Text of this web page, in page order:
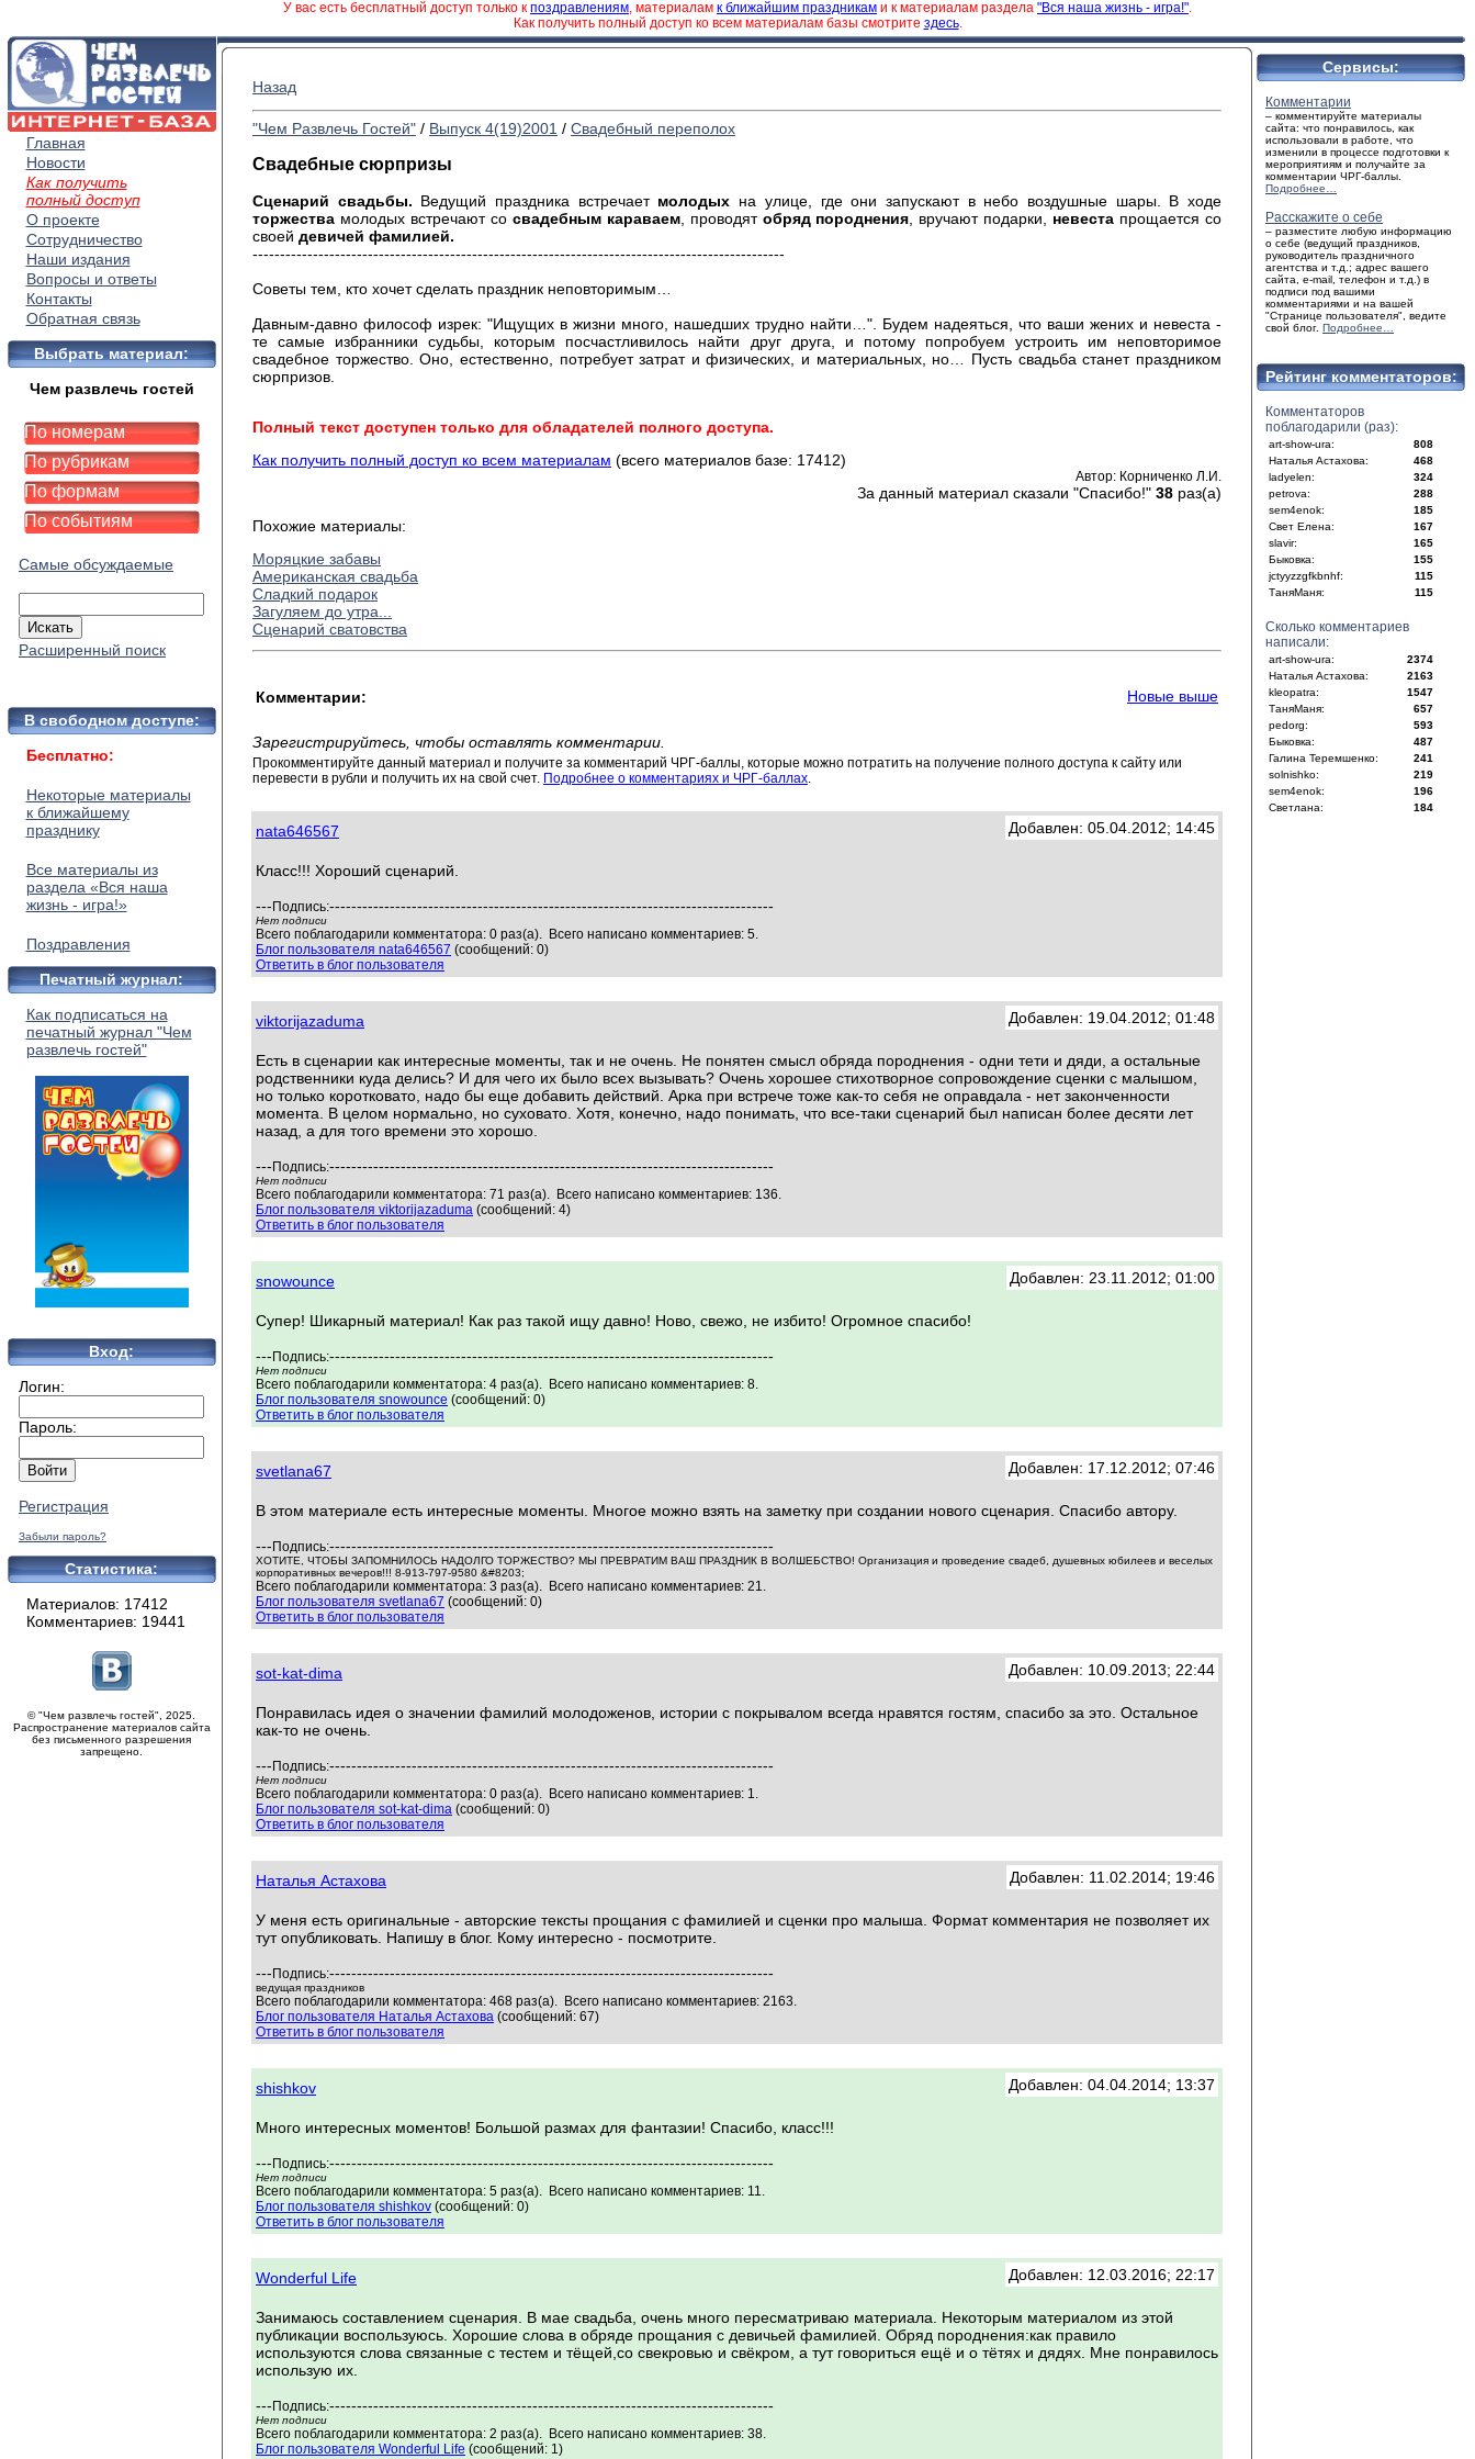
У вас есть бесплатный доступ только к поздравлениям, материалам к ближайшим праздникам и к материалам раздела "Вся наша жизнь - игра!".
Как получить полный доступ ко всем материалам базы смотрите здесь.
Главная
Новости
Как получить
полный доступ
О проекте
Сотрудничество
Наши издания
Вопросы и ответы
Контакты
Обратная связь
Выбрать материал:
Чем развлечь гостей
По номерам
По рубрикам
По формам
По событиям
Самые обсуждаемые
Расширенный поиск
В свободном доступе:
Бесплатно:
Некоторые материалы
к ближайшему
празднику
Все материалы из
раздела «Вся наша
жизнь - игра!»
Поздравления
Печатный журнал:
Как подписаться на
печатный журнал "Чем
развлечь гостей"
Вход:
Логин:
Пароль:
Регистрация
Забыли пароль?
Статистика:
Материалов: 17412
Комментариев: 19441
© "Чем развлечь гостей", 2025.
Распространение материалов сайта
без письменного разрешения
запрещено.
Назад
"Чем Развлечь Гостей" / Выпуск 4(19)2001 / Свадебный переполох
Свадебные сюрпризы
Сценарий свадьбы. Ведущий праздника встречает молодых на улице, где они запускают в небо воздушные шары. В ходе
торжества молодых встречают со свадебным караваем, проводят обряд породнения , вручают подарки, невеста прощается со
своей девичей фамилией.
-------------------------------------------------------------------------------------------------
Советы тем, кто хочет сделать праздник неповторимым…
Давным-давно философ изрек: "Ищущих в жизни много, нашедших трудно найти…". Будем надеяться, что ваши жених и невеста -
те самые избранники судьбы, которым посчастливилось найти друг друга, и потому попробуем устроить им неповторимое
свадебное торжество. Оно, естественно, потребует затрат и физических, и материальных, но… Пусть свадьба станет праздником
сюрпризов.
Полный текст доступен только для обладателей полного доступа.
Как получить полный доступ ко всем материалам (всего материалов базе: 17412)
Автор: Корниченко Л.И.
За данный материал сказали "Спасибо!" 38 раз(а)
Похожие материалы:
Моряцкие забавы
Американская свадьба
Сладкий подарок
Загуляем до утра...
Сценарий сватовства
Комментарии: Новые выше
Зарегистрируйтесь, чтобы оставлять комментарии.
Прокомментируйте данный материал и получите за комментарий ЧРГ-баллы, которые можно потратить на получение полного доступа к сайту или
перевести в рубли и получить их на свой счет. Подробнее о комментариях и ЧРГ-баллах.
nata646567 Добавлен: 05.04.2012; 14:45
Класс!!! Хороший сценарий.
--- Подпись:---------------------------------------------------------------------------------
Нет подписи
Всего поблагодарили комментатора: 0 раз(а). Всего написано комментариев: 5.
Блог пользователя nata646567 (сообщений: 0)
Ответить в блог пользователя
viktorijazaduma Добавлен: 19.04.2012; 01:48
Есть в сценарии как интересные моменты, так и не очень. Не понятен смысл обряда породнения - одни тети и дяди, а остальные
родственники куда делись? И для чего их было всех вызывать? Очень хорошее стихотворное сопровождение сценки с малышом,
но только коротковато, надо бы еще добавить действий. Арка при встрече тоже как-то себя не оправдала - нет законченности
момента. В целом нормально, но суховато. Хотя, конечно, надо понимать, что все-таки сценарий был написан более десяти лет
назад, а для того времени это хорошо.
--- Подпись:---------------------------------------------------------------------------------
Нет подписи
Всего поблагодарили комментатора: 71 раз(а). Всего написано комментариев: 136.
Блог пользователя viktorijazaduma (сообщений: 4)
Ответить в блог пользователя
snowounce Добавлен: 23.11.2012; 01:00
Супер! Шикарный материал! Как раз такой ищу давно! Ново, свежо, не избито! Огромное спасибо!
--- Подпись:---------------------------------------------------------------------------------
Нет подписи
Всего поблагодарили комментатора: 4 раз(а). Всего написано комментариев: 8.
Блог пользователя snowounce (сообщений: 0)
Ответить в блог пользователя
svetlana67 Добавлен: 17.12.2012; 07:46
В этом материале есть интересные моменты. Многое можно взять на заметку при создании нового сценария. Спасибо автору.
--- Подпись:---------------------------------------------------------------------------------
ХОТИТЕ, ЧТОБЫ ЗАПОМНИЛОСЬ НАДОЛГО ТОРЖЕСТВО? МЫ ПРЕВРАТИМ ВАШ ПРАЗДНИК В ВОЛШЕБСТВО! Организация и проведение свадеб, душевных юбилеев и веселых
корпоративных вечеров!!! 8-913-797-9580 &#8203;
Всего поблагодарили комментатора: 3 раз(а). Всего написано комментариев: 21.
Блог пользователя svetlana67 (сообщений: 0)
Ответить в блог пользователя
sot-kat-dima Добавлен: 10.09.2013; 22:44
Понравилась идея о значении фамилий молодоженов, истории с покрывалом всегда нравятся гостям, спасибо за это. Остальное
как-то не очень.
--- Подпись:---------------------------------------------------------------------------------
Нет подписи
Всего поблагодарили комментатора: 0 раз(а). Всего написано комментариев: 1.
Блог пользователя sot-kat-dima (сообщений: 0)
Ответить в блог пользователя
Наталья Астахова Добавлен: 11.02.2014; 19:46
У меня есть оригинальные - авторские тексты прощания с фамилией и сценки про малыша. Формат комментария не позволяет их
тут опубликовать. Напишу в блог. Кому интересно - посмотрите.
--- Подпись:---------------------------------------------------------------------------------
ведущая праздников
Всего поблагодарили комментатора: 468 раз(а). Всего написано комментариев: 2163.
Блог пользователя Наталья Астахова (сообщений: 67)
Ответить в блог пользователя
shishkov Добавлен: 04.04.2014; 13:37
Много интересных моментов! Большой размах для фантазии! Спасибо, класс!!!
--- Подпись:---------------------------------------------------------------------------------
Нет подписи
Всего поблагодарили комментатора: 5 раз(а). Всего написано комментариев: 11.
Блог пользователя shishkov (сообщений: 0)
Ответить в блог пользователя
Wonderful Life Добавлен: 12.03.2016; 22:17
Занимаюсь составлением сценария. В мае свадьба, очень много пересматриваю материала. Некоторым материалом из этой
публикации воспользуюсь. Хорошие слова в обряде прощания с девичьей фамилией. Обряд породнения:как правило
используются слова связанные с тестем и тёщей,со свекровью и свёкром, а тут говориться ещё и о тётях и дядях. Мне понравилось
использую их.
--- Подпись:---------------------------------------------------------------------------------
Нет подписи
Всего поблагодарили комментатора: 2 раз(а). Всего написано комментариев: 38.
Блог пользователя Wonderful Life (сообщений: 1)
Сервисы:
Комментарии
– комментируйте материалы
сайта: что понравилось, как
использовали в работе, что
изменили в процессе подготовки к
мероприятиям и получайте за
комментарии ЧРГ-баллы.
Подробнее…
Расскажите о себе
– разместите любую информацию
о себе (ведущий праздников,
руководитель праздничного
агентства и т.д.; адрес вашего
сайта, e-mail, телефон и т.д.) в
подписи под вашими
комментариями и на вашей
"Странице пользователя", ведите
свой блог. Подробнее…
Рейтинг комментаторов:
Комментаторов
поблагодарили (раз):
art-show-ura:
808
Наталья Астахова:
468
ladyelen:
324
petrova:
288
sem4enok:
185
Свет Елена:
167
slavir:
165
Быковка:
155
jctyyzzgfkbnhf:
115
ТаняМаня:
115
Сколько комментариев
написали:
art-show-ura:
2374
Наталья Астахова:
2163
kleopatra:
1547
ТаняМаня:
657
pedorg:
593
Быковка:
487
Галина Теремшенко:
241
solnishko:
219
sem4enok:
196
Светлана:
184